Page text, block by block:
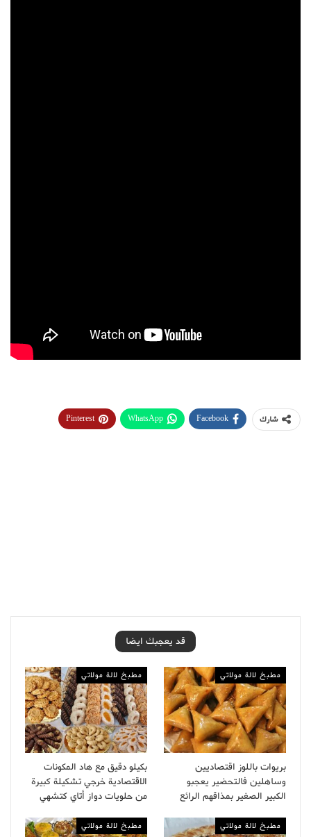
شارك Facebook
WhatsApp
Pinterest
قد يعجبك ايضا
مطبخ لالة مولاتي
بريوات باللوز اقتصاديين
وساهلين فالتحضير يعجبو
الكبير الصغير بمذاقهم الرائع
مطبخ لالة مولاتي
بكيلو دقيق مع هاد المكونات
الاقتصادية خرجي تشكيلة كبيرة
من حلويات دواز أتاي كتشهي
مطبخ لالة مولاتي مطبخ لالة مولاتي